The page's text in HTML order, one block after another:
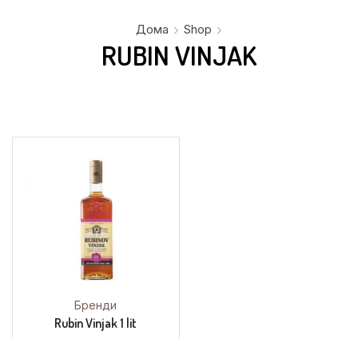
Дома Shop
RUBIN VINJAK
Бренди
Rubin Vinjak 1 lit